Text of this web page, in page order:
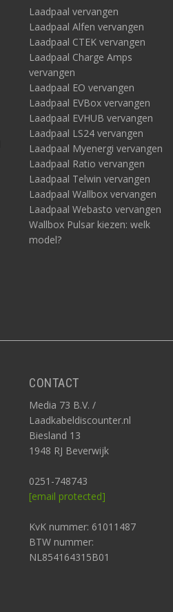
Laadpaal vervangen
Laadpaal Alfen vervangen
Laadpaal CTEK vervangen
Laadpaal Charge Amps
vervangen
Laadpaal EO vervangen
Laadpaal EVBox vervangen
Laadpaal EVHUB vervangen
Laadpaal LS24 vervangen
Laadpaal Myenergi vervangen
Laadpaal Ratio vervangen
Laadpaal Telwin vervangen
Laadpaal Wallbox vervangen
Laadpaal Webasto vervangen
Wallbox Pulsar kiezen: welk
model?
CONTACT
Media 73 B.V. /
Laadkabeldiscounter.nl
Biesland 13
1948 RJ Beverwijk
0251-748743
[email protected]
KvK nummer: 61011487
BTW nummer:
NL854164315B01